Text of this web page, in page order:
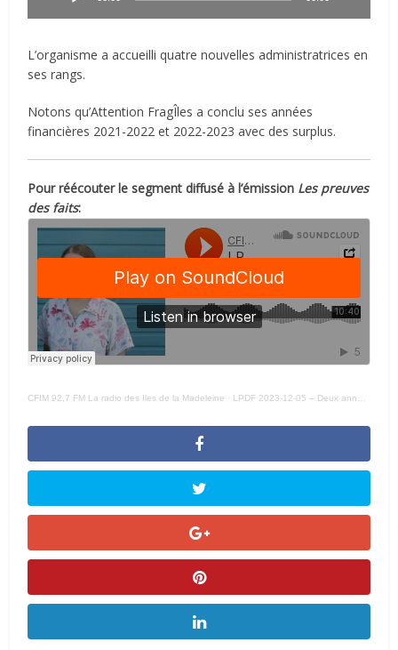
L’organisme a accueilli quatre nouvelles administratrices en
ses rangs.
Notons qu’Attention FragÎles a conclu ses années
financières 2021-2022 et 2022-2023 avec des surplus.
Pour réécouter le segment diffusé à l’émission Les preuves
des faits:
CFIM 92,7 FM La radio des Iles de la Madeleine · LPDF 2023-12-05 – Deux années bien chargées pour Attention FragÎles